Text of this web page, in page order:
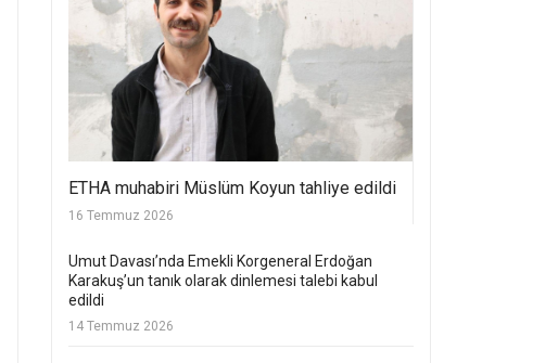
ETHA muhabiri Müslüm Koyun tahliye edildi
16 Temmuz 2026
Umut Davası’nda Emekli Korgeneral Erdoğan
Karakuş’un tanık olarak dinlemesi talebi kabul
edildi
14 Temmuz 2026